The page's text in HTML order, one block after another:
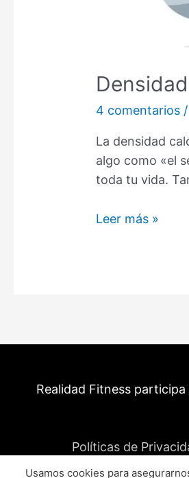
4 comentarios /
La densidad
algo como «el
toda tu vida.
Densidad
en
Leer más »
Realidad Fitness
Políticas de
Usamos cookies para